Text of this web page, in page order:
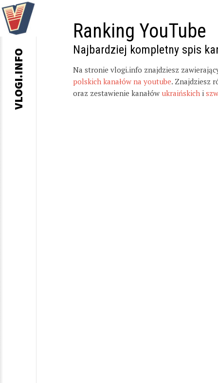
Ranking YouTube
Najbardziej kompletny spis
Na stronie vlogi.info znajdziesz
polskich kanałów na youtube. Znajdziesz
oraz zestawienie kanałów ukraińskich i
VLOGI.INFO